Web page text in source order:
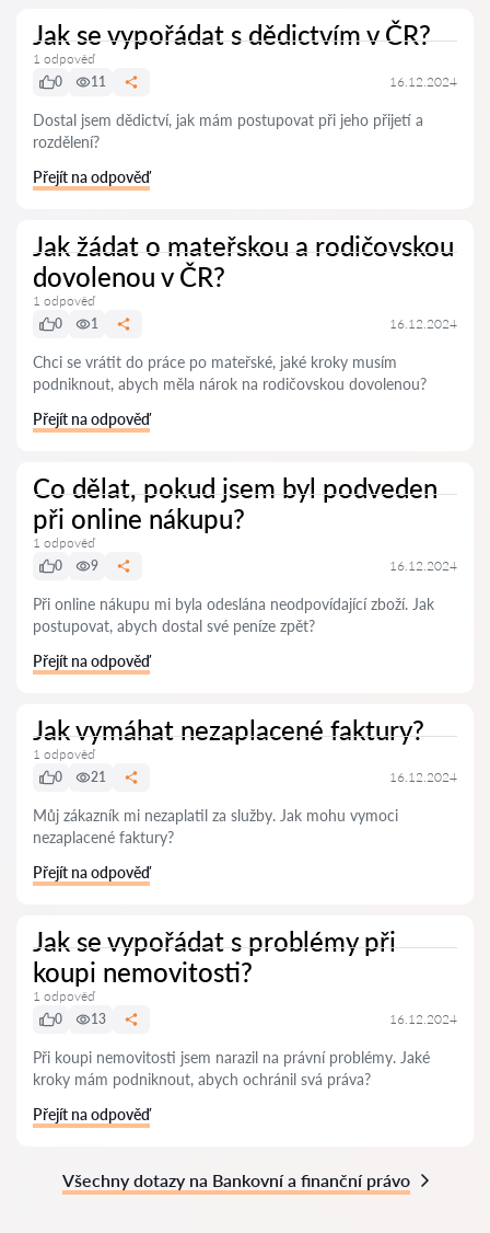
Jak se vypořádat s dědictvím v ČR?
1 odpověď
0
11 16.12.2024
Dostal jsem dědictví, jak mám postupovat při jeho přijetí a
rozdělení?
Přejít na odpověď
Jak žádat o mateřskou a rodičovskou
dovolenou v ČR?
1 odpověď
0
1 16.12.2024
Chci se vrátit do práce po mateřské, jaké kroky musím
podniknout, abych měla nárok na rodičovskou dovolenou?
Přejít na odpověď
Co dělat, pokud jsem byl podveden
při online nákupu?
1 odpověď
0
9 16.12.2024
Při online nákupu mi byla odeslána neodpovídající zboží. Jak
postupovat, abych dostal své peníze zpět?
Přejít na odpověď
Jak vymáhat nezaplacené faktury?
1 odpověď
0
21 16.12.2024
Můj zákazník mi nezaplatil za služby. Jak mohu vymoci
nezaplacené faktury?
Přejít na odpověď
Jak se vypořádat s problémy při
koupi nemovitosti?
1 odpověď
0
13 16.12.2024
Při koupi nemovitosti jsem narazil na právní problémy. Jaké
kroky mám podniknout, abych ochránil svá práva?
Přejít na odpověď
Všechny dotazy na Bankovní a finanční právo